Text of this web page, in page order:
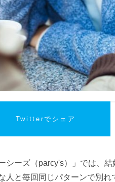
Twitterでシェア
シーズ（parcy's）」では、
人と毎回同じパターンで別れ